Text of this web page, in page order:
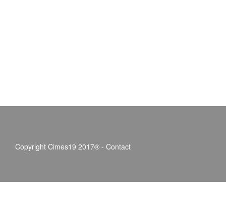
Copyright Cimes19 2017® - Contact